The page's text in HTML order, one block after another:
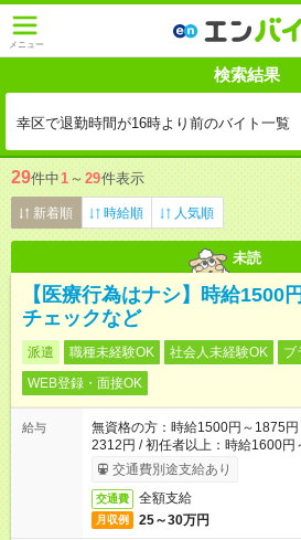
メニュー
検索結果
幸区で退勤時間が16時より前のバイト一覧
29件中1 ～ 29件表示
新着順 時給順 人気順
未読
【医療行為はナシ】時給1500
チェックなど
派遣 職種未経験OK 社会人未経験OK
ブ
WEB登録・面接OK
給与
無資格の方：時給1500円～1875
2312円 / 初任者以上：時給1600円
交通費別途支給あり
交通費 全額支給
月収例 25～30万円